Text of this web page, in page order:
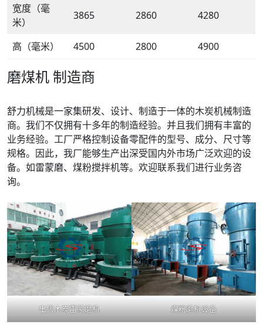
宽度（毫
米）
3865 2860 4280
高（毫米） 4500 2800 4900
磨煤机 制造商
舒力机械是一家集研发、设计、制造于一体的木炭机械制造
商。我们不仅拥有十多年的制造经验。并且我们拥有丰富的
业务经验。工厂严格控制设备零配件的型号、成分、尺寸等
规格。因此，我厂能够生产出深受国内外市场广泛欢迎的设
备。如雷蒙磨、煤粉搅拌机等。欢迎联系我们进行业务咨
询。
出售木炭雷蒙磨机 煤粉磨机设备